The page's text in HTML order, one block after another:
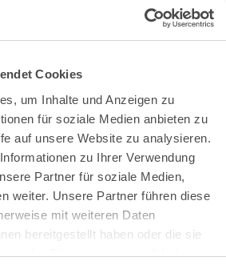
Cookies
um Inhalte und Anzeigen zu
für soziale Medien anbieten zu
auf unsere Website zu analysieren.
zu Ihrer Verwendung
Partner für soziale Medien,
weiter. Unsere Partner führen diese
mit weiteren Daten
bereitgestellt haben oder die sie
der Dienste gesammelt haben.
|AGB